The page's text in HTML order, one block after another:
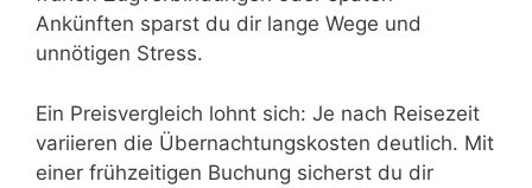
Ankünften sparst du dir lange Wege und
unnötigen Stress.
Ein Preisvergleich lohnt sich: Je nach Reisezeit
variieren die Übernachtungskosten deutlich. Mit
einer frühzeitigen Buchung sicherst du dir